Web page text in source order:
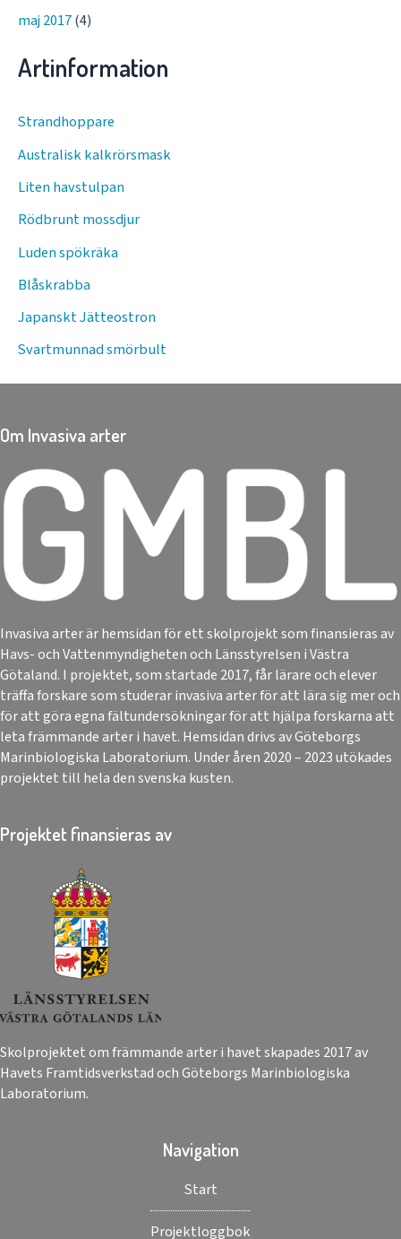
maj 2017(4)
Artinformation
Strandhoppare
Australisk kalkrörsmask
Liten havstulpan
Rödbrunt mossdjur
Luden spökräka
Blåskrabba
Japanskt Jätteostron
Svartmunnad smörbult
Om Invasiva arter
Invasiva arter är hemsidan för ett skolprojekt som finansieras av
Havs- och Vattenmyndigheten och Länsstyrelsen i Västra
Götaland. I projektet, som startade 2017, får lärare och elever
träffa forskare som studerar invasiva arter för att lära sig mer och
för att göra egna fältundersökningar för att hjälpa forskarna att
leta främmande arter i havet. Hemsidan drivs av Göteborgs
Marinbiologiska Laboratorium. Under åren 2020 – 2023 utökades
projektet till hela den svenska kusten.
Projektet finansieras av
Skolprojektet om främmande arter i havet skapades 2017 av
Havets Framtidsverkstad och Göteborgs Marinbiologiska
Laboratorium.
Navigation
Start
Projektloggbok